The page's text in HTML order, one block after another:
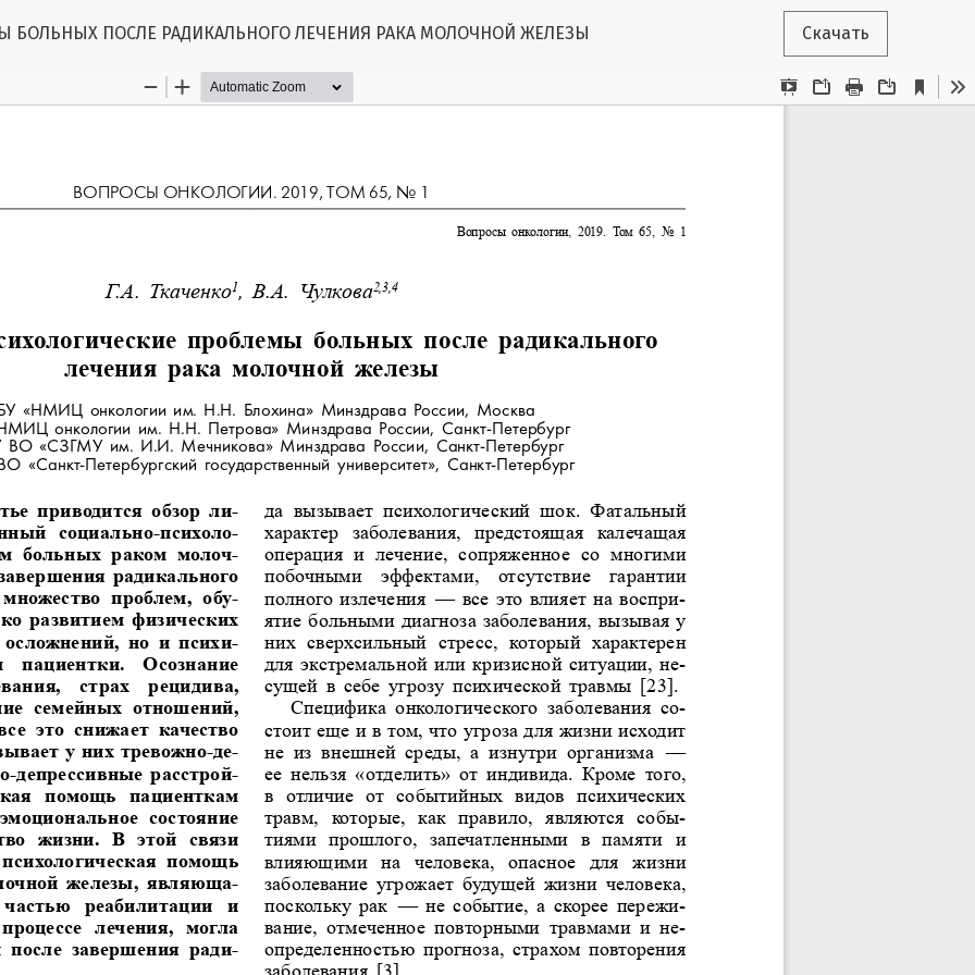
БОЛЬНЫХ ПОСЛЕ РАДИКАЛЬНОГО ЛЕЧЕНИЯ РАКА МОЛОЧНОЙ ЖЕЛЕЗЫ Скачать